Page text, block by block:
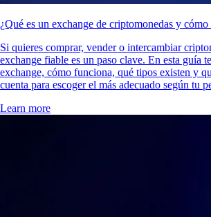
¿Qué es un exchange de criptomonedas y
Si quieres comprar, vender o intercambiar
exchange fiable es un paso clave. En esta guía
exchange, cómo funciona, qué tipos existen y
cuenta para escoger el más adecuado según tu
Learn more